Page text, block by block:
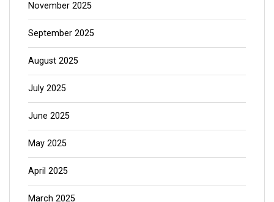
November 2025
September 2025
August 2025
July 2025
June 2025
May 2025
April 2025
March 2025